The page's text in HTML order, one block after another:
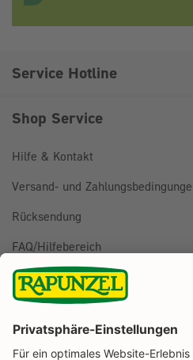
Anti-Roboter-
Service Hotline
Shop Service
Hilfe & Kontakt
Versand- und
Rücksendung
FAQ/Hilfebereich
BESTELLUNG WIDERRUFEN